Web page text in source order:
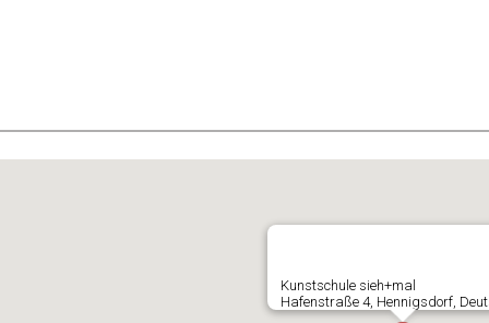
Kunstschule sieh+mal
Hafenstraße 4, Hennigsdorf,